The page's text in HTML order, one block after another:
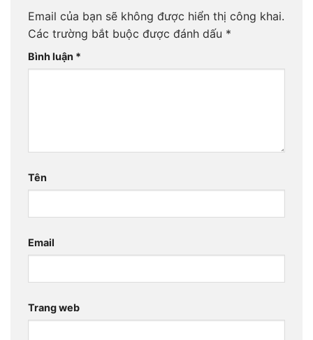
Email của bạn sẽ không được hiển thị công khai.
Các trường bắt buộc được đánh dấu *
Bình luận *
Tên
Email
Trang web